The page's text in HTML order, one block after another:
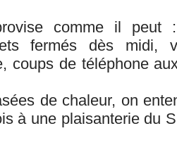
comme il peut
fermés dès midi,
coups de téléphone
de chaleur, on
à une plaisanterie du